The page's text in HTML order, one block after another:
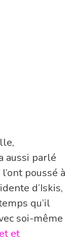
aussi parlé
poussé à
d’Iskis,
qu’il
soi-même
et